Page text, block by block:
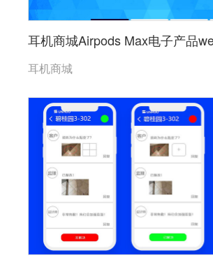
耳机商城Airpods Max电子产品
耳机商城